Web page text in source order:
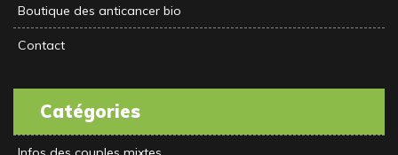
Boutique des anticancer bio
Contact
Catégories